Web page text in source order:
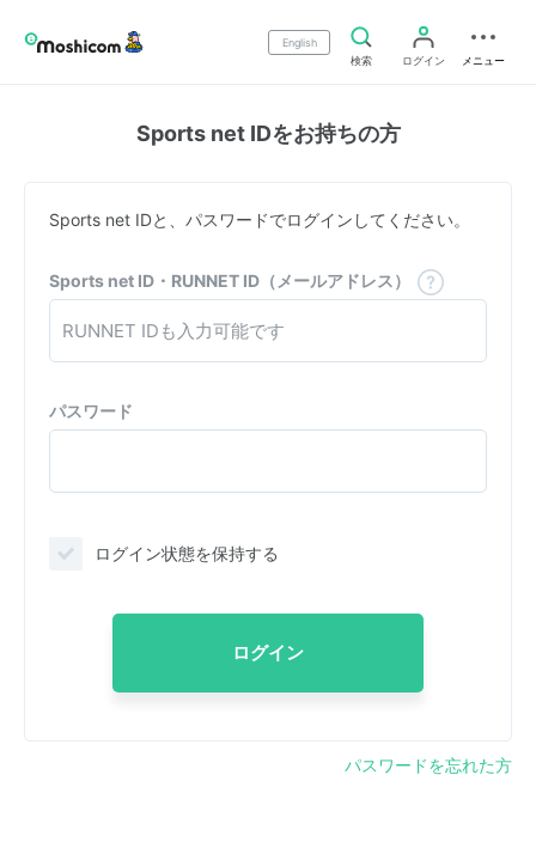
English
検索
ログイン メニュー
Sports net IDをお持ちの方
Sports net IDと、パスワードでログインしてください。
Sports net ID・RUNNET ID（メールアドレス）
パスワード
ログイン状態を保持する
ログイン
パスワードを忘れた方